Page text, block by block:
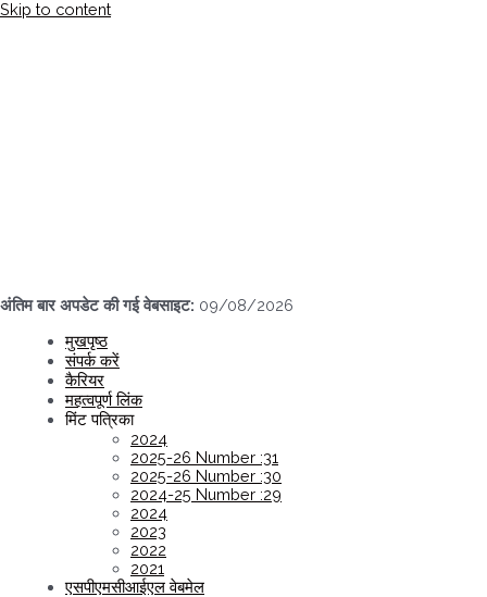
Skip to content
अंतिम बार अपडेट की गई वेबसाइट: 09/08/2026
मुखपृष्ठ
संपर्क करें
कैरियर
महत्वपूर्ण लिंक
मिंट पत्रिका
2024
2025-26 Number :31
2025-26 Number :30
2024-25 Number :29
2024
2023
2022
2021
एसपीएमसीआईएल वेबमेल